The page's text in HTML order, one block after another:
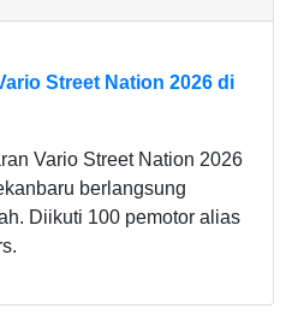
Street Nation 2026 di
Vario Street Nation 2026
berlangsung
Diikuti 100 pemotor alias